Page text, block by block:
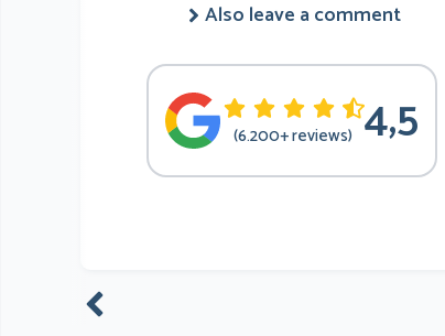
Also leave a comment
(6.200+ reviews) 4,5